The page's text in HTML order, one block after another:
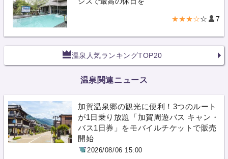
★★★☆☆ 7
温泉人気ランキングTOP20
温泉関連ニュース
加賀温泉郷の観光に便利！3つのルート
が1日乗り放題「加賀周遊バス キャン・
バス1日券」をモバイルチケットで販売
開始
2026/08/06 15:00